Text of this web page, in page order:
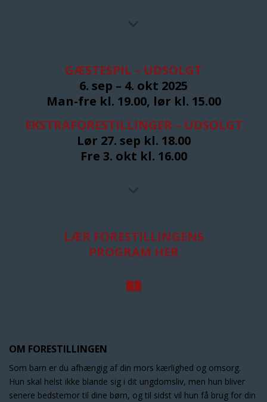
GÆSTESPIL – UDSOLGT
6. sep – 4. okt 2025
Man-fre kl. 19.00, lør kl. 15.00
EKSTRAFORESTILLINGER – UDSOLGT
Lør 27. sep kl. 18.00
Fre 3. okt kl. 16.00
LÆR FORESTILLINGENS
PROGRAM HER
OM FORESTILLINGEN
Som barn er du afhængig af din mors kærlighed og omsorg.
Hun skal helst ikke blande sig i dit ungdomsliv, men hun bliver
senere bedstemor til dine børn, og til sidst vil hun få brug for din